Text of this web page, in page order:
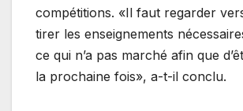
compétitions. «Il faut regarder
tirer les enseignements
ce qui n’a pas marché afin que
la prochaine fois», a-t-il conclu.